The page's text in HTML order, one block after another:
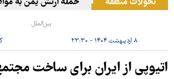
بین‌الملل
۸ اردیبهشت ۱۴۰۴ - ۲۳:۳۰
اتیوپی از ایران برای ساخت